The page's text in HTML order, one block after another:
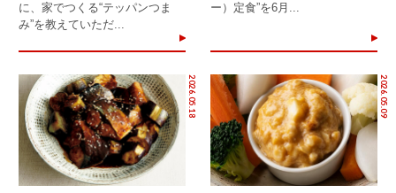
に、家でつくる“テッパンつま
み”を教えていただ...
ー）定食”を6月...
2026.05.18 2026.05.09